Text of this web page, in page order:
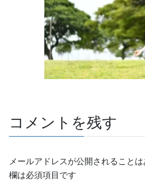
コメントを残す
メールアドレスが公開されることは
欄は必須項目です